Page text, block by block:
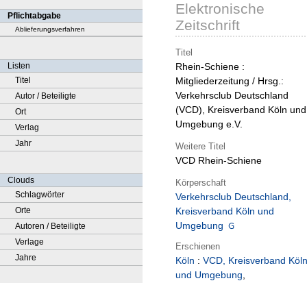
Pflichtabgabe
Ablieferungsverfahren
Listen
Titel
Autor / Beteiligte
Ort
Verlag
Jahr
Clouds
Schlagwörter
Orte
Autoren / Beteiligte
Verlage
Jahre
Elektronische
Zeitschrift
Titel
Rhein-Schiene :
Mitgliederzeitung / Hrsg.:
Verkehrsclub Deutschland
(VCD), Kreisverband Köln und
Umgebung e.V.
Weitere Titel
VCD Rhein-Schiene
Körperschaft
Verkehrsclub Deutschland,
Kreisverband Köln und
Umgebung
Erschienen
Köln : VCD, Kreisverband Köln
und Umgebung,